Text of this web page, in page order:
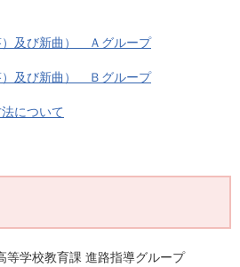
）及び新曲） Ａグループ
）及び新曲） Ｂグループ
について
等学校教育課 進路指導グループ